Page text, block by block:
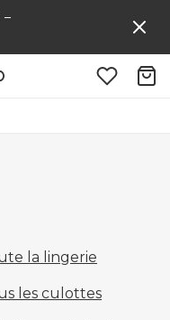
–
la lingerie
les culottes